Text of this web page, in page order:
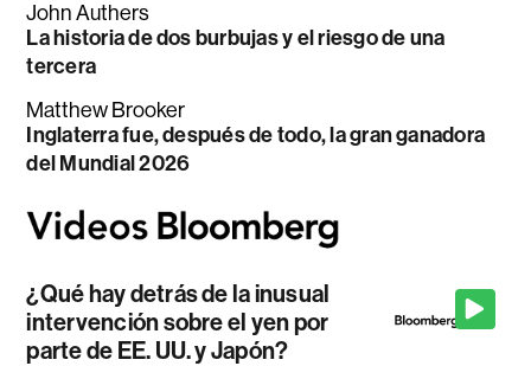
John Authers
La historia de dos burbujas y el riesgo de una
tercera
Matthew Brooker
Inglaterra fue, después de todo, la gran ganadora
del Mundial 2026
¿Qué hay detrás de la inusual
intervención sobre el yen por
parte de EE. UU. y Japón?